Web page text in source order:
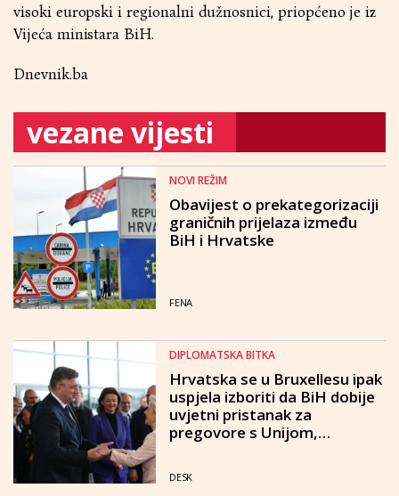
visoki europski i regionalni dužnosnici, priopćeno je iz
Vijeća ministara BiH.
Dnevnik.ba
vezane vijesti
NOVI REŽIM
Obavijest o prekategorizaciji
graničnih prijelaza između
BiH i Hrvatske
FENA
DIPLOMATSKA BITKA
Hrvatska se u Bruxellesu ipak
uspjela izboriti da BiH dobije
uvjetni pristanak za
pregovore s Unijom,
DESK